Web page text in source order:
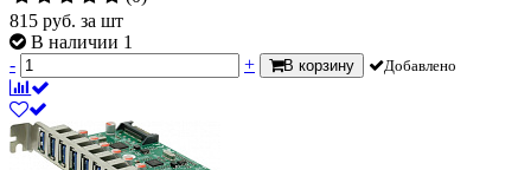
815 руб. за шт
В наличии 1
-
+ В корзину Добавлено